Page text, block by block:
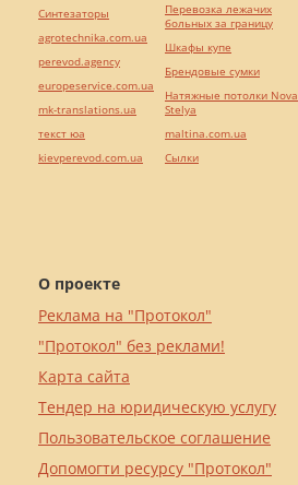
О проекте
Реклама на "Протокол"
"Протокол" без реклами!
Карта сайта
Тендер на юридическую услугу
Пользовательское соглашение
Допомогти ресурсу "Протокол"
Синтезаторы
agrotechnika.com.ua
perevod.agency
europeservice.com.ua
mk-translations.ua
текст юа
kievperevod.com.ua
Перевозка лежачих
больных за границу
Шкафы купе
Брендовые сумки
Натяжные потолки Nova
Stelya
maltina.com.ua
Cылки